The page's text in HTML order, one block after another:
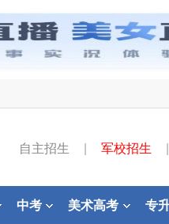
自主招生 军校招生
中考 美术高考 专